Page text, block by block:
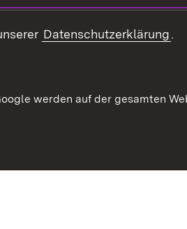
Datenschutzerklärung.
werden auf der gesamten